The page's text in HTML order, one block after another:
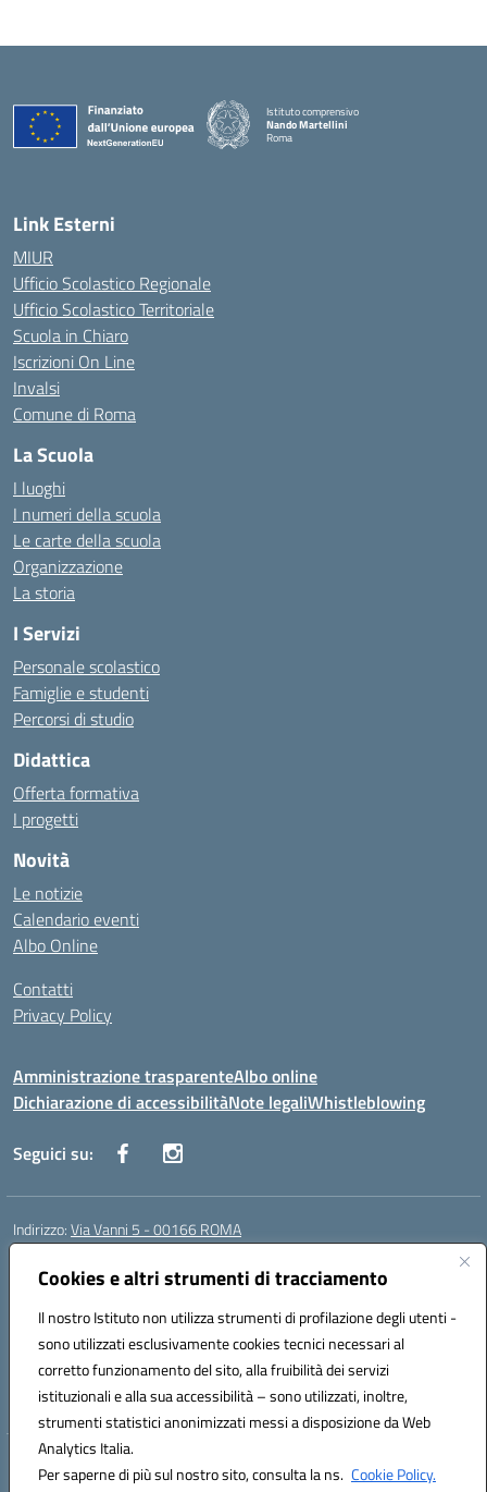
Cookies e altri strumenti di tracciamento
Il nostro Istituto non utilizza strumenti di profilazione degli utenti -
sono utilizzati esclusivamente cookies tecnici necessari al
corretto funzionamento del sito, alla fruibilità dei servizi
istituzionali e alla sua accessibilità – sono utilizzati, inoltre,
strumenti statistici anonimizzati messi a disposizione da Web
Analytics Italia.
Per saperne di più sul nostro sito, consulta la ns. Cookie Policy.
Istituto comprensivo
Nando Martellini
Roma
Link Esterni
MIUR
Ufficio Scolastico Regionale
Ufficio Scolastico Territoriale
Scuola in Chiaro
Iscrizioni On Line
Invalsi
Comune di Roma
La Scuola
I luoghi
I numeri della scuola
Le carte della scuola
Organizzazione
La storia
I Servizi
Personale scolastico
Famiglie e studenti
Percorsi di studio
Didattica
Offerta formativa
I progetti
Novità
Le notizie
Calendario eventi
Albo Online
Contatti
Privacy Policy
Amministrazione trasparenteAlbo online
Dichiarazione di accessibilitàNote legaliWhistleblowing
Seguici su:
Indirizzo:Via Vanni 5 - 00166 ROMA
Centralino:
Posta elettronica certificata (PEC):RMIC86500P@pec.istruzione.it
Codice fiscale: 97197050582
Codice meccanografico:RMIC86500P
Codice Indice delle Pubbliche Amministrazioni (IPA): istsc_RMIC86500P
Codice unico di fatturazione (CUF): UFSRRZ
Hosting & Powered by 3D Solution S.r.l.